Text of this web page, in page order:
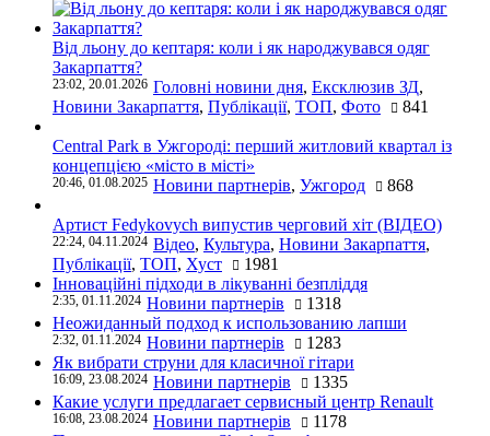
Від льону до кептаря: коли і як народжувався одяг
Закарпаття?
23:02, 20.01.2026 Головні новини дня, Ексклюзив ЗД,
Новини Закарпаття, Публікації, ТОП, Фото 841
Central Park в Ужгороді: перший житловий квартал із
концепцією «місто в місті»
20:46, 01.08.2025 Новини партнерів, Ужгород 868
Артист Fedykovych випустив черговий хіт (ВІДЕО)
22:24, 04.11.2024 Відео, Культура, Новини Закарпаття,
Публікації, ТОП, Хуст
1981
Інноваційні підходи в лікуванні безпліддя
2:35, 01.11.2024 Новини партнерів
1318
Неожиданный подход к использованию лапши
2:32, 01.11.2024 Новини партнерів
1283
Як вибрати струни для класичної гітари
16:09, 23.08.2024 Новини партнерів
1335
Какие услуги предлагает сервисный центр Renault
16:08, 23.08.2024 Новини партнерів
1178